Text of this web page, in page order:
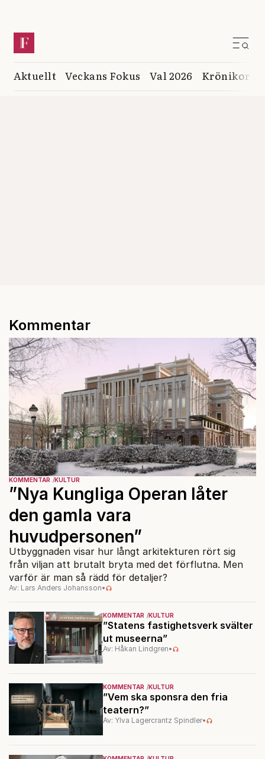
Aktuellt Veckans Fokus Val 2026 Krönikor
Kommentar
KOMMENTAR KULTUR
”Statens fastighetsverk svälter
ut museerna”
Av: Håkan Lindgren•
KOMMENTAR KULTUR
”Vem ska sponsra den fria
teatern?”
Av: Ylva Lagercrantz Spindler•
KOMMENTAR KULTUR
”Nya Kungliga Operan låter
den gamla vara
huvudpersonen”
Utbyggnaden visar hur långt arkitekturen rört sig
från viljan att brutalt bryta med det förflutna. Men
varför är man så rädd för detaljer?
Av: Lars Anders Johansson•